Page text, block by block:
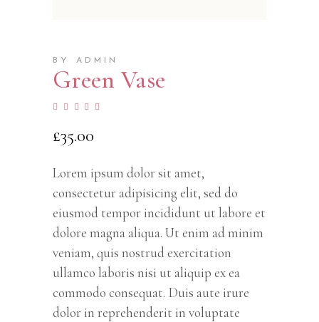
BY ADMIN
Green Vase
of 5
based
on
rating
£35.00
Lorem ipsum dolor sit amet,
consectetur adipisicing elit, sed do
eiusmod tempor incididunt ut labore et
dolore magna aliqua. Ut enim ad minim
veniam, quis nostrud exercitation
ullamco laboris nisi ut aliquip ex ea
commodo consequat. Duis aute irure
dolor in reprehenderit in voluptate